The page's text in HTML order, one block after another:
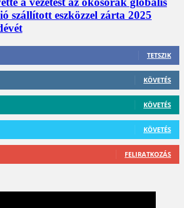
szállított eszközzel zárta 2025
TETSZIK
KÖVETÉS
KÖVETÉS
KÖVETÉS
FELIRATKOZÁS